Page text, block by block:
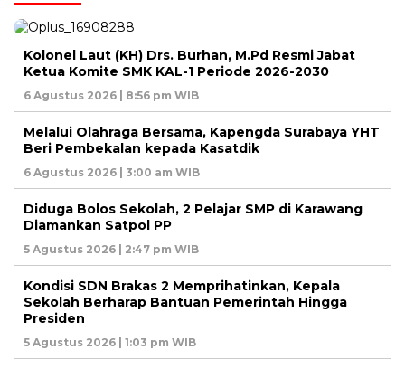
Kolonel Laut (KH) Drs. Burhan, M.Pd Resmi Jabat
Ketua Komite SMK KAL-1 Periode 2026-2030
6 Agustus 2026 | 8:56 pm WIB
Melalui Olahraga Bersama, Kapengda Surabaya YHT
Beri Pembekalan kepada Kasatdik
6 Agustus 2026 | 3:00 am WIB
Diduga Bolos Sekolah, 2 Pelajar SMP di Karawang
Diamankan Satpol PP
5 Agustus 2026 | 2:47 pm WIB
Kondisi SDN Brakas 2 Memprihatinkan, Kepala
Sekolah Berharap Bantuan Pemerintah Hingga
Presiden
5 Agustus 2026 | 1:03 pm WIB